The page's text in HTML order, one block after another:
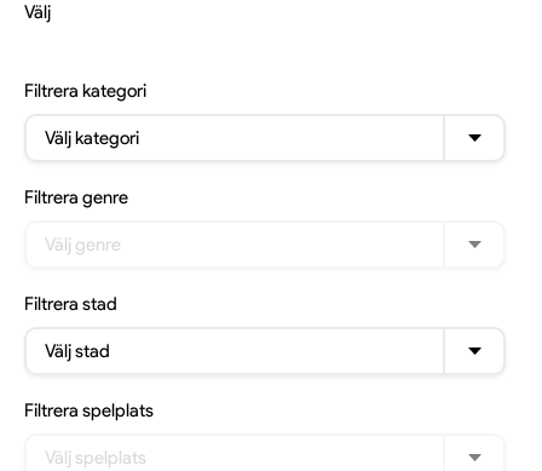
Välj
Filtrera kategori
Välj kategori
Filtrera genre
Välj genre
Filtrera stad
Välj stad
Filtrera spelplats
Välj spelplats